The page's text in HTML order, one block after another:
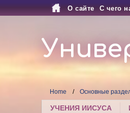
О сайте С чего
Home Основные
УЧЕНИЯ ИИСУСА